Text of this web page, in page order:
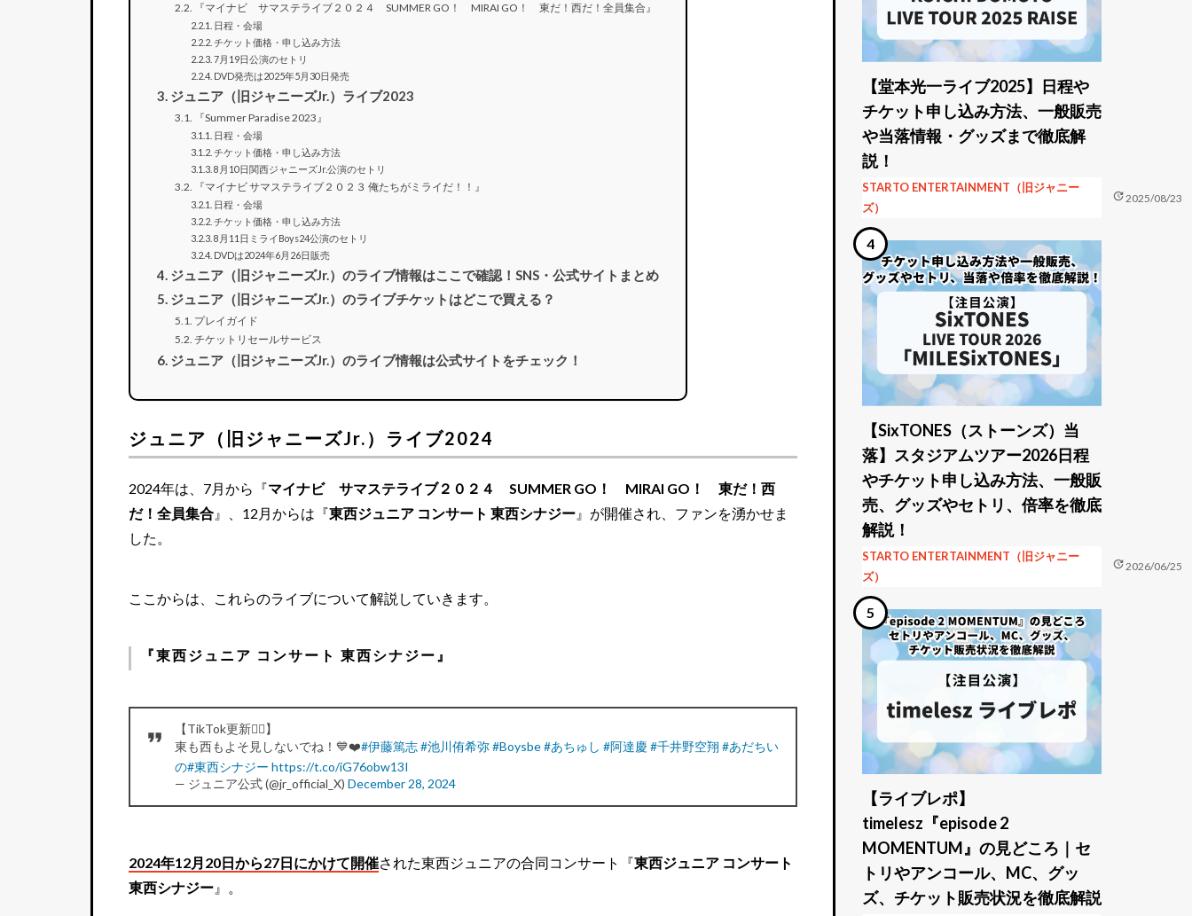
『マイナビ サマステライブ２０２４ SUMMER GO！ MIRAI GO！ 東だ！西だ！全員集合』
日程・会場
チケット価格・申し込み方法
7月19日公演のセトリ
DVD発売は2025年5月30日発売
ジュニア（旧ジャニーズJr.）ライブ2023
『Summer Paradise 2023』
日程・会場
チケット価格・申し込み方法
8月10日関西ジャニーズJr.公演のセトリ
『マイナビ サマステライブ２０２３ 俺たちがミライだ！！』
日程・会場
チケット価格・申し込み方法
8月11日ミライBoys24公演のセトリ
DVDは2024年6月26日販売
ジュニア（旧ジャニーズJr.）のライブ情報はここで確認！SNS・公式サイトまとめ
ジュニア（旧ジャニーズJr.）のライブチケットはどこで買える？
プレイガイド
チケットリセールサービス
ジュニア（旧ジャニーズJr.）のライブ情報は公式サイトをチェック！
ジュニア（旧ジャニーズJr.）ライブ2024
2024年は、7月から『マイナビ サマステライブ２０２４ SUMMER GO！ MIRAI GO！ 東だ！西
だ！全員集合 』、12月からは『東西ジュニア コンサート 東西シナジー 』が開催され、ファンを湧かせま
した。
ここからは、これらのライブについて解説していきます。
『東西ジュニア コンサート 東西シナジー』
【TikTok更新❤️‍🔥】
東も西もよそ見しないでね！💙❤️#伊藤篤志#池川侑希弥#Boysbe#あちゅし #阿達慶 #千井野空翔 #あだちい
の#東西シナジー https://t.co/iG76obw13I
— ジュニア公式 (@jr_official_X) December 28, 2024
2024年12月20日から27日にかけて開催された東西ジュニアの合同コンサート『東西ジュニア コンサート
東西シナジー 』。
【堂本光一ライブ2025】日程や
チケット申し込み方法、一般販売
や当落情報・グッズまで徹底解
説！
STARTO ENTERTAINMENT（旧ジャニー
ズ）
update2025/08/23
【SixTONES（ストーンズ）当
落】スタジアムツアー2026日程
やチケット申し込み方法、一般販
売、グッズやセトリ、倍率を徹底
解説！
STARTO ENTERTAINMENT（旧ジャニー
ズ）
update2026/06/25
【ライブレポ】
timelesz『episode 2
MOMENTUM』の見どころ｜セ
トリやアンコール、MC、グッ
ズ、チケット販売状況を徹底解説